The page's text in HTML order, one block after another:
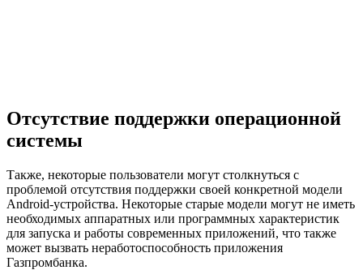
Отсутствие поддержки операционной
системы
Также, некоторые пользователи могут столкнуться с
проблемой отсутствия поддержки своей конкретной модели
Android-устройства. Некоторые старые модели могут не иметь
необходимых аппаратных или программных характеристик
для запуска и работы современных приложений, что также
может вызвать неработоспособность приложения
Газпромбанка.